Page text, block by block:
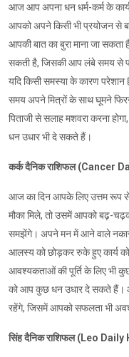
आज आप अपना धन धर्म-कर्म के
आपको अपने किसी भी प्रयोजन से
आपकी बात का बुरा माना जा
सकती है, जिसकी आप लंबे समय से
यदि किसी समस्या के कारण
समय अपने मित्रों के साथ घूमने
पिताजी से सलाह मशवरा करना
धन उधार भी दे सकते हैं।
कर्क दैनिक राशिफल (Cancer
आज का दिन आपके लिए उत्तम रूप
मौका मिले, तो उसमें आपको बढ़-
समझेंगे। अपने मन में आने वाले
आलस्य को छोड़कर रुके हुए कार्य
आवश्यकताओं की पूर्ति के लिए भी
को आप कुछ धन उधार दे सकते हैं।
रहेंगे, जिसमें आपको सफलता भी
सिंह दैनिक राशिफल (Leo